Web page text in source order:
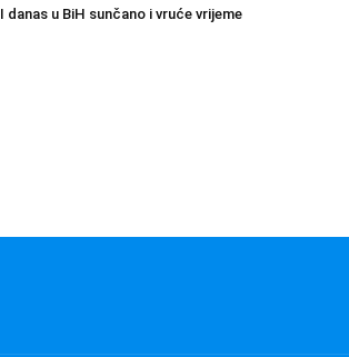
I danas u BiH sunčano i vruće vrijeme